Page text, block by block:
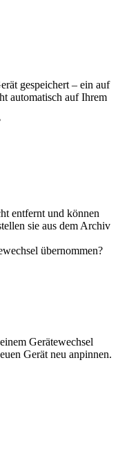
gespeichert – ein auf
automatisch auf Ihrem
entfernt und können
sie aus dem Archiv
übernommen?
Gerätewechsel
Gerät neu anpinnen.